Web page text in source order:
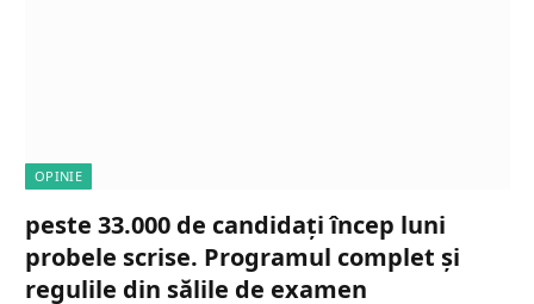
OPINIE
peste 33.000 de candidați încep luni
probele scrise. Programul complet și
regulile din sălile de examen